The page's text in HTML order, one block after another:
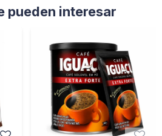
pueden interesar